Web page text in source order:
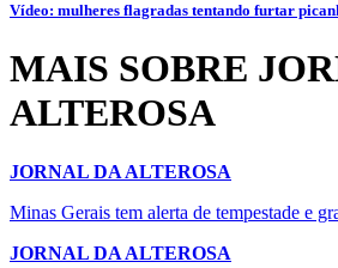
Vídeo: mulheres flagradas tentando furtar
MAIS SOBRE
ALTEROSA
JORNAL DA ALTEROSA
Minas Gerais tem alerta de tempestade e
JORNAL DA ALTEROSA